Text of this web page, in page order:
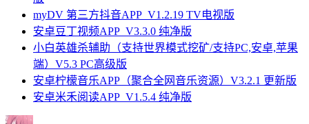
myDV 第三方抖音APP_V1.2.19 TV电视版
安卓豆丁视频APP_V3.3.0 纯净版
小白英雄杀辅助（支持世界模式挖矿/支持PC,安卓,苹果
端）V5.3 PC高级版
安卓柠檬音乐APP（聚合全网音乐资源）V3.2.1 更新版
安卓米禾阅读APP_V1.5.4 纯净版